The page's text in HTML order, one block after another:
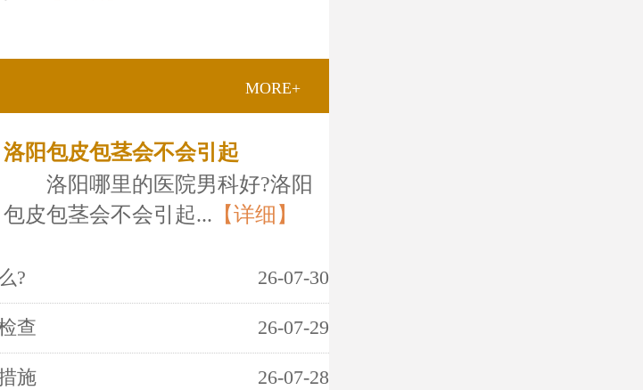
MORE+
洛阳包皮包茎会不会引起
洛阳哪里的医院男科好?洛阳
包皮包茎会不会引起... 【详细】
? 26-07-30
查 26-07-29
施 26-07-28